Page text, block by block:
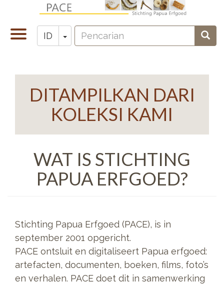
Toggle
navigation
ID Toggle Dropdown
Zoeken
Pencarian
DITAMPILKAN DARI
KOLEKSI KAMI
WAT IS STICHTING
PAPUA ERFGOED?
Stichting Papua Erfgoed (PACE), is in
september 2001 opgericht.
PACE ontsluit en digitaliseert Papua erfgoed:
artefacten, documenten, boeken, films, foto’s
en verhalen. PACE doet dit in samenwerking